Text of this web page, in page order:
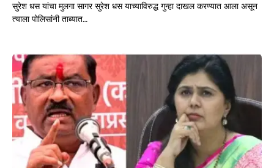
सुरेश धस यांचा मुलगा सागर सुरेश धस याच्याविरुद्ध गुन्हा दाखल करण्यात आला असून
त्याला पोलिसांनी ताब्यात…